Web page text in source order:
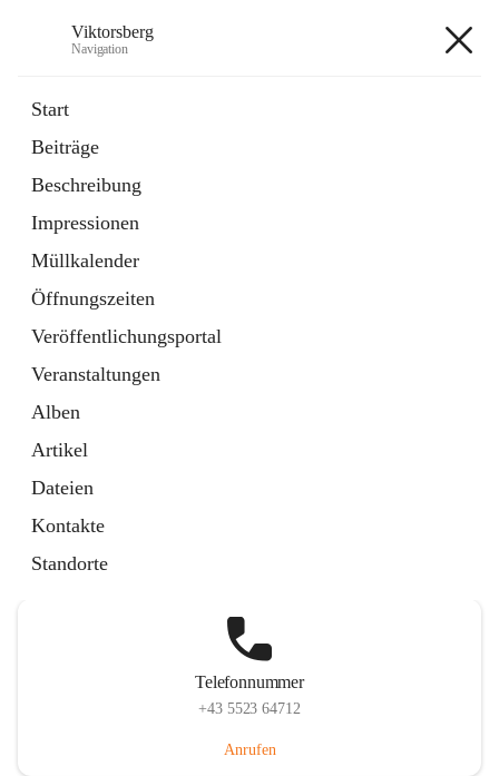
Viktorsberg
Navigation
Start
Beiträge
Beschreibung
Impressionen
Müllkalender
Öffnungszeiten
Veröffentlichungsportal
Veranstaltungen
Alben
Artikel
Dateien
Kontakte
Standorte
1 Schnellzugriff
Bürgerservice
10 Schnellzugriffe
Telefonnummer
+43 5523 64712
Anrufen